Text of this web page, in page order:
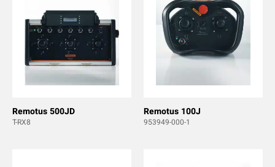
Remotus 500JD
T-RX8
Remotus 100J
953949-000-1